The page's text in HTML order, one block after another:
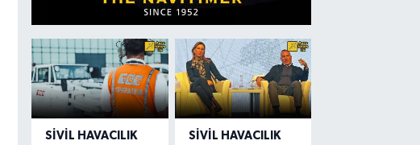
SIVIL HAVACILIK SIVIL HAVACILIK